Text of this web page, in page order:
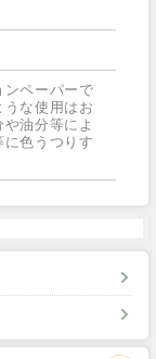
ンペーパーで
な使用はお
油分等によ
に色うつりす